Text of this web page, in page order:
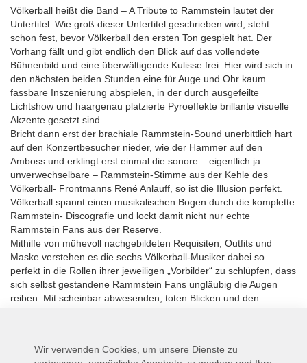
Völkerball heißt die Band – A Tribute to Rammstein lautet der
Untertitel. Wie groß dieser Untertitel geschrieben wird, steht
schon fest, bevor Völkerball den ersten Ton gespielt hat. Der
Vorhang fällt und gibt endlich den Blick auf das vollendete
Bühnenbild und eine überwältigende Kulisse frei. Hier wird sich in
den nächsten beiden Stunden eine für Auge und Ohr kaum
fassbare Inszenierung abspielen, in der durch ausgefeilte
Lichtshow und haargenau platzierte Pyroeffekte brillante visuelle
Akzente gesetzt sind.
Bricht dann erst der brachiale Rammstein-Sound unerbittlich hart
auf den Konzertbesucher nieder, wie der Hammer auf den
Amboss und erklingt erst einmal die sonore – eigentlich ja
unverwechselbare – Rammstein-Stimme aus der Kehle des
Völkerball- Frontmanns René Anlauff, so ist die Illusion perfekt.
Völkerball spannt einen musikalischen Bogen durch die komplette
Rammstein- Discografie und lockt damit nicht nur echte
Rammstein Fans aus der Reserve.
Mithilfe von mühevoll nachgebildeten Requisiten, Outfits und
Maske verstehen es die sechs Völkerball-Musiker dabei so
perfekt in die Rollen ihrer jeweiligen „Vorbilder“ zu schlüpfen, dass
sich selbst gestandene Rammstein Fans ungläubig die Augen
reiben. Mit scheinbar abwesenden, toten Blicken und den
eine andere Welt versetzt, eingehüllt in eine urgewaltige
Wir verwenden Cookies, um unsere Dienste zu